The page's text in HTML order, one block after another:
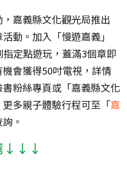
嘉義縣文化觀光局推出
動。加入「慢遊嘉義」
定點遊玩，蓋滿3個章即
會獲得50吋電視，詳情
粉絲專頁或「嘉義縣文化
多親子體驗行程可至「嘉
。
↓↓↓